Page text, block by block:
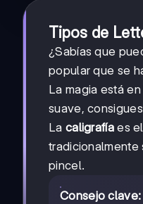
Tipos de
¿Sabías que
popular que se
La magia está
suave,
La caligrafíaes el
tradicionalmente
pincel.
Consejo clave: